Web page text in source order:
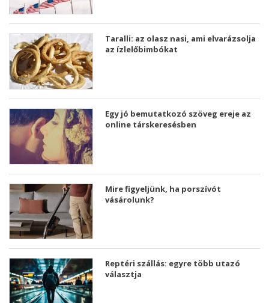
Taralli: az olasz nasi, ami elvarázsolja
az ízlelőbimbókat
Egy jó bemutatkozó szöveg ereje az
online társkeresésben
Mire figyeljünk, ha porszívót
vásárolunk?
Reptéri szállás: egyre több utazó
választja